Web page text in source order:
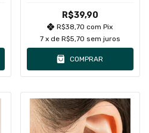
R$39,90
R$38,70com Pix
7 x de R$5,70 sem juros
COMPRAR